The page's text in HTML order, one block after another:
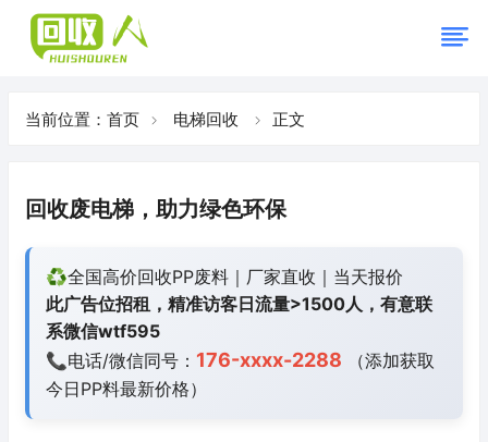
当前位置： 首页 电梯回收 正文
回收废电梯，助力绿色环保
♻️全国高价回收PP废料｜厂家直收｜当天报价
此广告位招租，精准访客日流量>1500人，有意联
系微信wtf595
📞电话/微信同号： 176-xxxx-2288 （添加获取
今日PP料最新价格）